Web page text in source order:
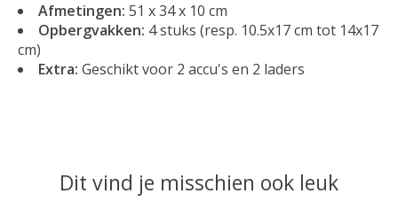
Afmetingen: 51 x 34 x 10 cm
Opbergvakken: 4 stuks (resp. 10.5x17 cm tot 14x17
cm)
Extra: Geschikt voor 2 accu's en 2 laders
Dit vind je misschien ook leuk